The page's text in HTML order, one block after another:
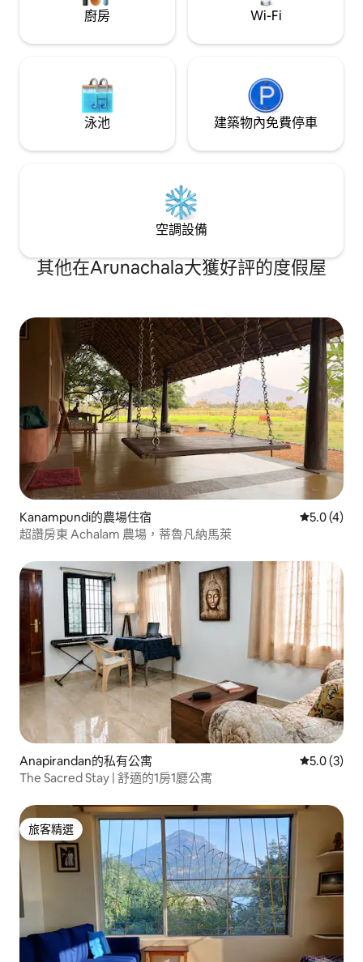
廚房 Wi-Fi
泳池 建築物內免費停車
空調設備
其他在Arunachala大獲好評的度假屋
Kanampundi的農場住宿 從 4 則評
5.0 (4)
超讚房東 Achalam 農場，蒂魯凡納馬萊
Anapirandan的私有公寓 從 3 則評
5.0 (3)
The Sacred Stay | 舒適的1房1廳公寓
旅客精選
旅客精選